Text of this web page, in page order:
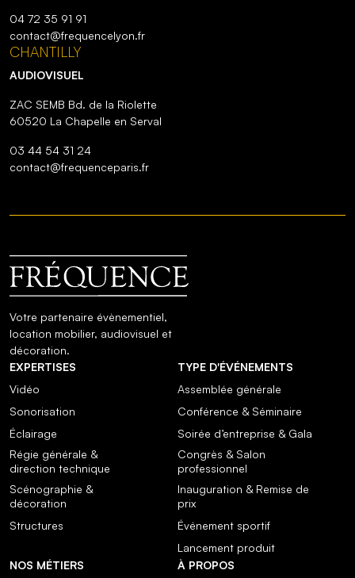
04 72 35 91 91
contact@frequencelyon.fr
CHANTILLY
AUDIOVISUEL
ZAC SEMB Bd. de la Riolette
60520 La Chapelle en Serval
03 44 54 31 24
contact@frequenceparis.fr
Votre partenaire évènementiel,
location mobilier, audiovisuel et
décoration.
EXPERTISES
Vidéo
Sonorisation
Éclairage
Régie générale &
direction technique
Scénographie &
décoration
Structures
TYPE D'ÉVÉNEMENTS
Assemblée générale
Conférence & Séminaire
Soirée d’entreprise & Gala
Congrès & Salon
professionnel
Inauguration & Remise de
prix
Événement sportif
Lancement produit
NOS MÉTIERS
À PROPOS